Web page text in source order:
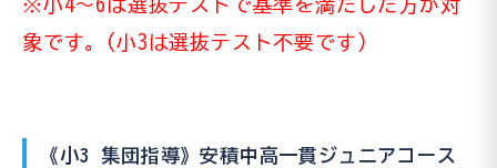
※小4〜6は選抜テストで基準を満たした方が対
象です。(小3は選抜テスト不要です)
《小3 集団指導》安積中高一貫ジュニアコース